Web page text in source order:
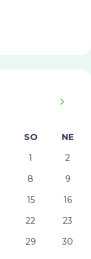
SO
NE
1
2
8
9
15
16
22
23
29
30